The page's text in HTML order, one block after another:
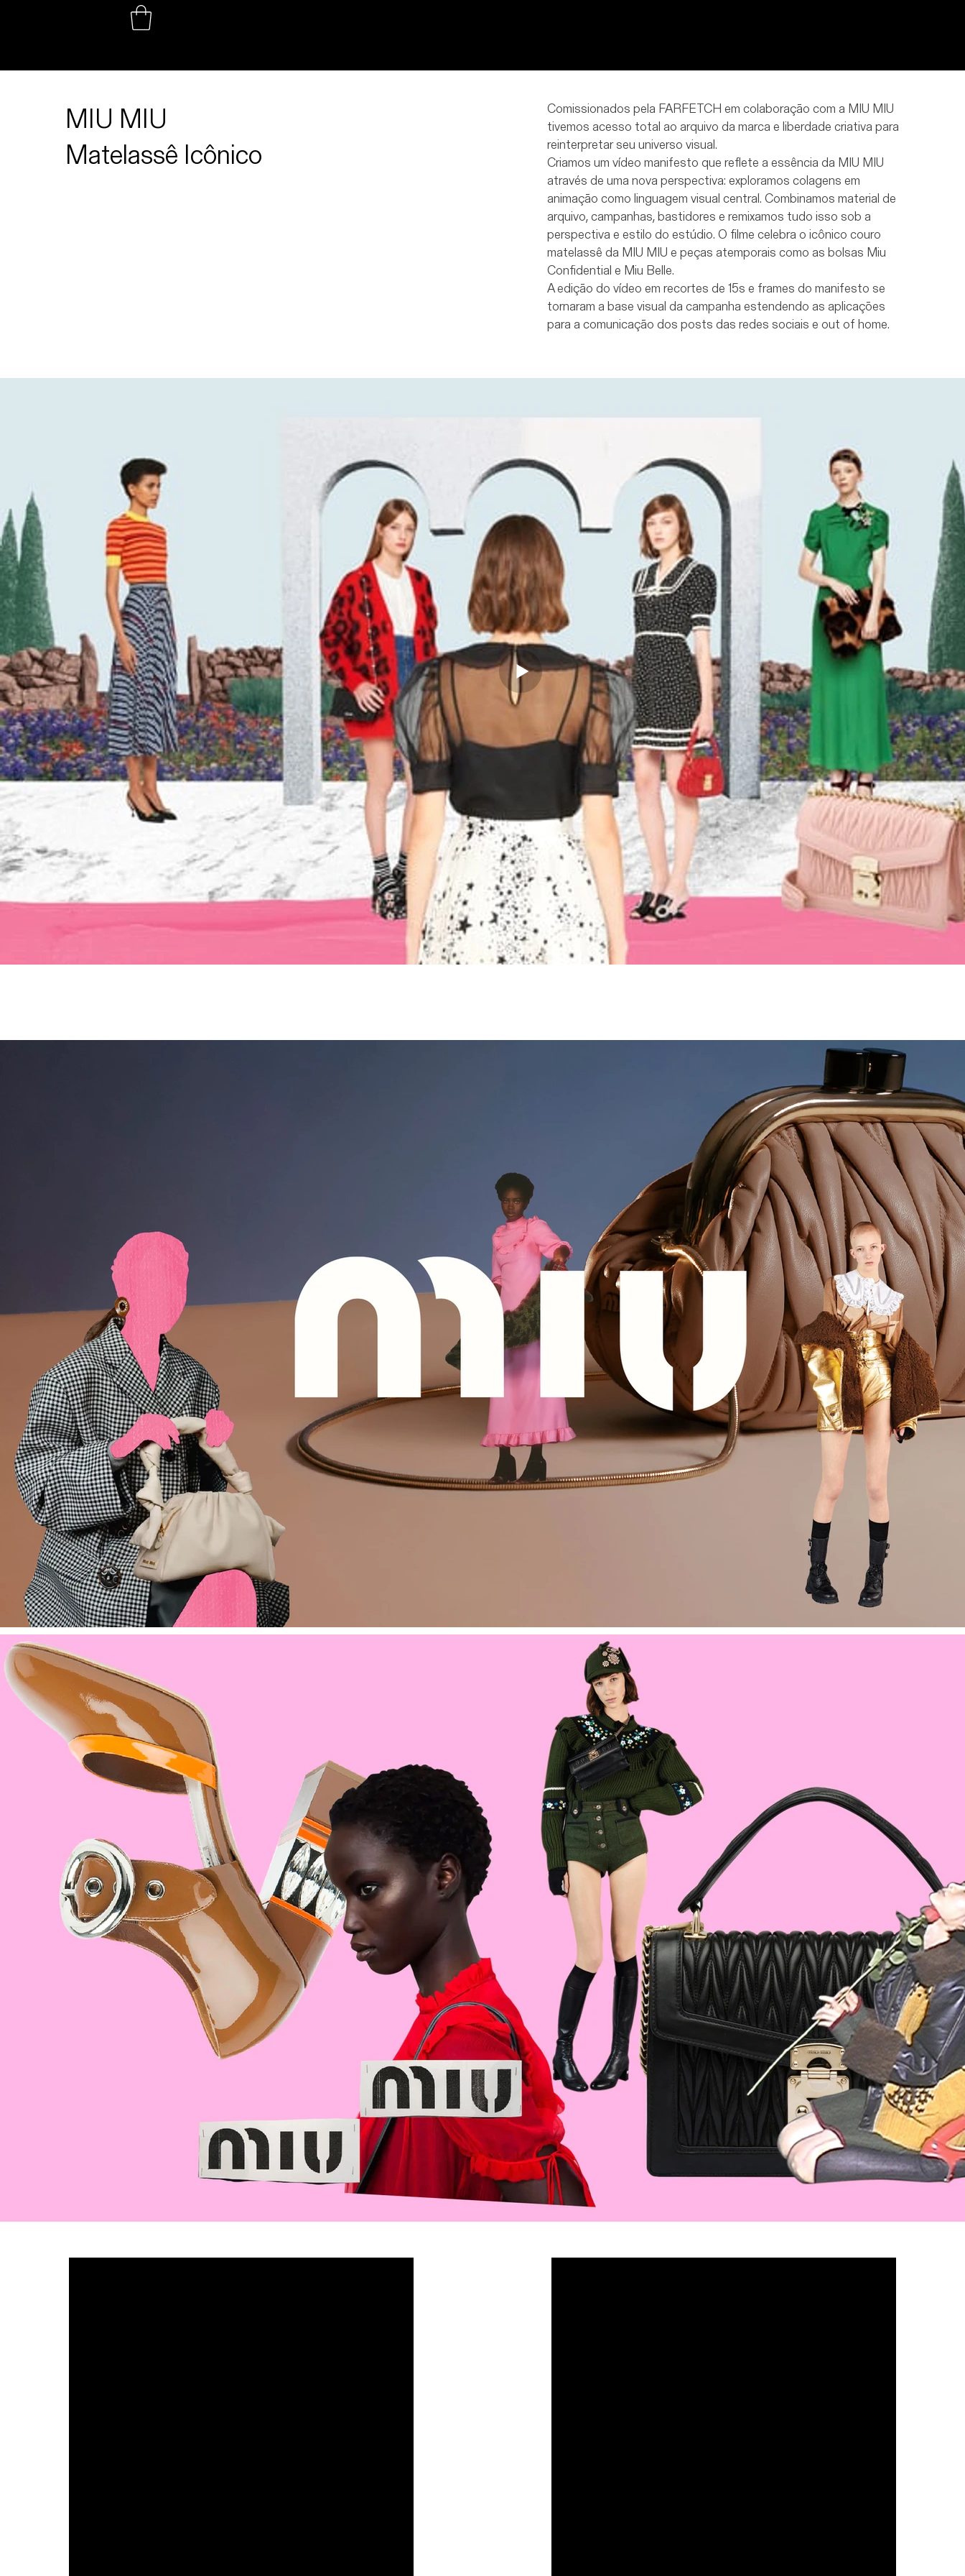
MIU MIU
Matelassê Icônico
Comissionados pela FARFETCH em colaboração com a MIU MIU
tivemos acesso total ao arquivo da marca e liberdade criativa para
reinterpretar seu universo visual.
Criamos um vídeo manifesto que reflete a essência da MIU MIU
através de uma nova perspectiva: exploramos colagens em
animação como linguagem visual central. Combinamos material de
arquivo, campanhas, bastidores e remixamos tudo isso sob a
perspectiva e estilo do estúdio. O filme celebra o icônico couro
matelassê da MIU MIU e peças atemporais como as bolsas Miu
Confidential e Miu Belle.
A edição do vídeo em recortes de 15s e frames do manifesto se
tornaram a base visual da campanha estendendo as aplicações
para a comunicação dos posts das redes sociais e out of home.